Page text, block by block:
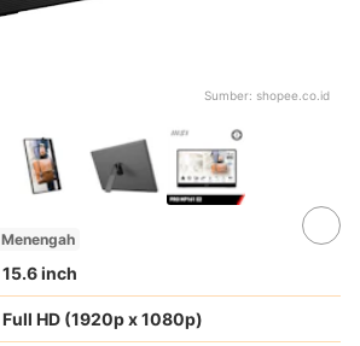
Sumber: shopee.co.id
Menengah
15.6 inch
Full HD (1920p x 1080p)